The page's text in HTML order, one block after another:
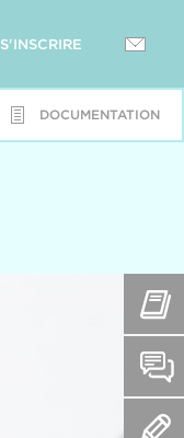
S'INSCRIRE
DOCUMENTATION